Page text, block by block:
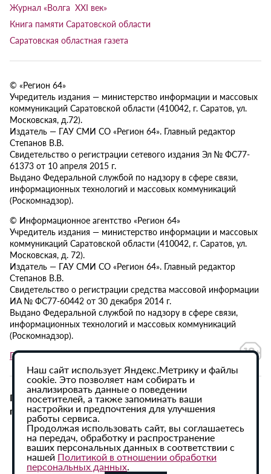
Журнал «Волга XXI век»
Книга памяти Саратовской области
Саратовская областная газета
© «Регион 64»
Учредитель издания — министерство информации и массовых
коммуникаций Саратовской области (410042, г. Саратов, ул.
Московская, д.72).
Издатель — ГАУ СМИ СО «Регион 64». Главный редактор
Степанов В.В.
Свидетельство о регистрации сетевого издания Эл № ФС77-
61373 от 10 апреля 2015 г.
Выдано Федеральной службой по надзору в сфере связи,
информационных технологий и массовых коммуникаций
(Роскомнадзор).
© Информационное агентство «Регион 64»
Учредитель издания — министерство информации и массовых
коммуникаций Саратовской области (410042, г. Саратов, ул.
Московская, д. 72).
Издатель — ГАУ СМИ СО «Регион 64». Главный редактор
Степанов В.В.
Свидетельство о регистрации средства массовой информации
ИА № ФС77-60442 от 30 декабря 2014 г.
Выдано Федеральной службой по надзору в сфере связи,
информационных технологий и массовых коммуникаций
(Роскомнадзор).
Политика в отношении обработки персональных данных
При использовании материалов сайта активная
гиперссылка на ИА «Регион 64» обязательна.
Наш сайт использует Яндекс.Метрику и файлы
cookie. Это позволяет нам собирать и
анализировать данные о поведении
посетителей, а также запоминать ваши
настройки и предпочтения для улучшения
работы сервиса.
Продолжая использовать сайт, вы соглашаетесь
на передач, обработку и распространение
ваших персональных данных в соответствии с
нашей Политикой в отношении обработки
персональных данных.